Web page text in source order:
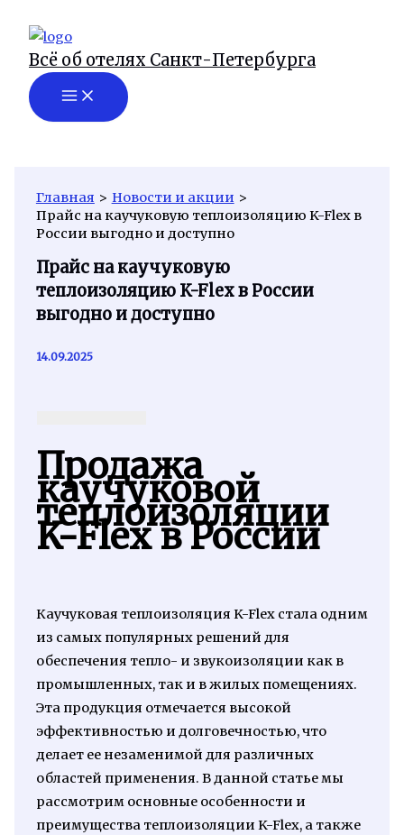
содержимому
Всё об отелях Санкт-Петербурга
Главная
Новости и акции
Прайс на каучуковую теплоизоляцию K-Flex в
России выгодно и доступно
Прайс на каучуковую
теплоизоляцию K-Flex в России
выгодно и доступно
14.09.2025
Продажа
каучуковой
теплоизоляции
K-Flex в России
Каучуковая теплоизоляция K-Flex стала одним
из самых популярных решений для
обеспечения тепло- и звукоизоляции как в
промышленных, так и в жилых помещениях.
Эта продукция отмечается высокой
эффективностью и долговечностью, что
делает ее незаменимой для различных
областей применения. В данной статье мы
рассмотрим основные особенности и
преимущества теплоизоляции K-Flex, а также